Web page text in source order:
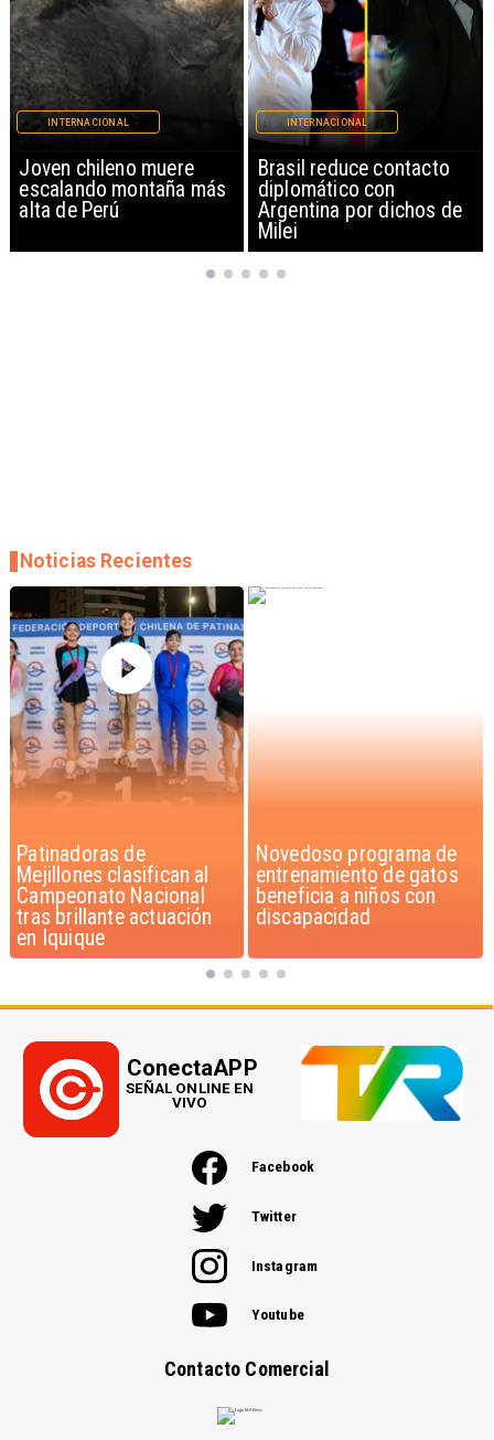
Brasil reduce contacto
diplomático con
Argentina por dichos de
INTERNACIONAL
China restringe
exportación de drones a
EEUU y sanciona
empresas
INTERNACIONAL
Novedoso programa de
entrenamiento de gatos
beneficia a niños con
discapacidad
Alarmante hábito en
jóvenes de 13 a 15 años
según encuesta del
Minsal
Noticias Recientes
Facebook
Twitter
Instagram
Youtube
Contacto Comercial
ConectaAPP
SEÑAL ONLINE EN
VIVO